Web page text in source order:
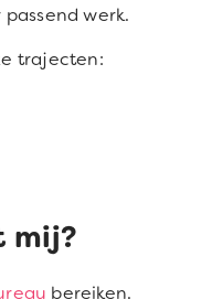
werk.
trajecten:
mij?
bereiken.